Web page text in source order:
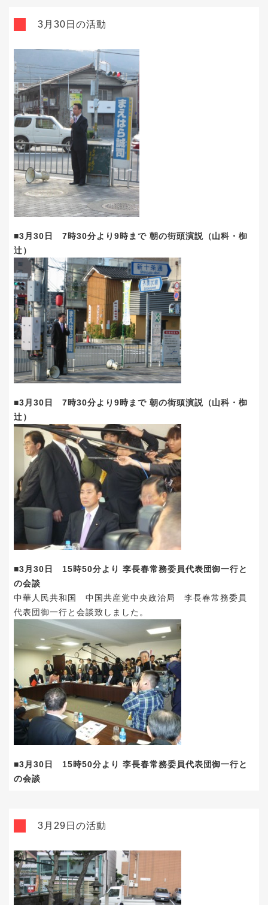
3月30日の活動
■3月30日 7時30分より9時まで 朝の街頭演説（山科・椥
辻）
■3月30日 7時30分より9時まで 朝の街頭演説（山科・椥
辻）
■3月30日 15時50分より 李長春常務委員代表団御一行と
の会談
中華人民共和国 中国共産党中央政治局 李長春常務委員
代表団御一行と会談致しました。
■3月30日 15時50分より 李長春常務委員代表団御一行と
の会談
3月29日の活動